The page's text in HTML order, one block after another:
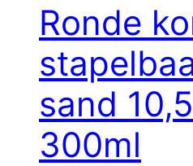
Ronde
sand
300ml